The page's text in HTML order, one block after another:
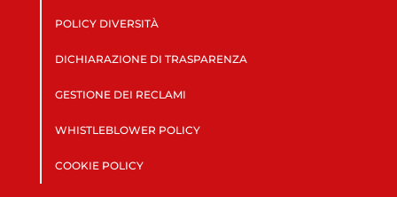
POLICY DIVERSITÀ
DICHIARAZIONE DI TRASPARENZA
GESTIONE DEI RECLAMI
WHISTLEBLOWER POLICY
COOKIE POLICY